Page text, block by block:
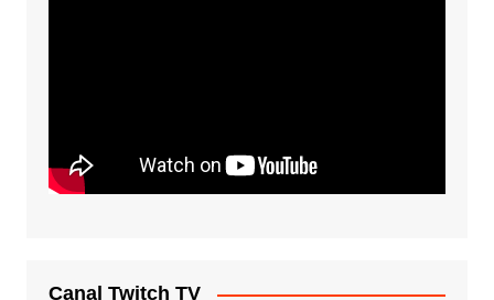
Canal Twitch TV